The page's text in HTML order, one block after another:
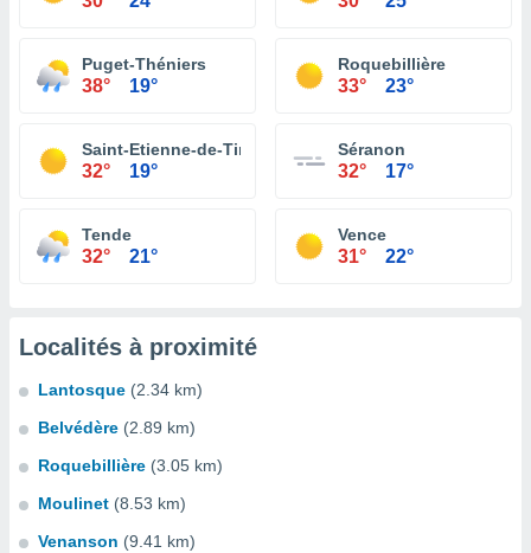
Puget-Théniers
38° 19°
Roquebillière
33° 23°
Saint-Etienne-de-Tinée
32° 19°
Séranon
32° 17°
Tende
32° 21°
Vence
31° 22°
Localités à proximité
Lantosque (2.34 km)
Belvédère (2.89 km)
Roquebillière (3.05 km)
Moulinet (8.53 km)
Venanson (9.41 km)